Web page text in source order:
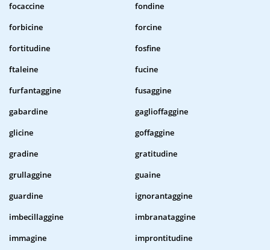
focaccine
fondine
forbicine
forcine
fortitudine
fosfine
ftaleine
fucine
furfantaggine
fusaggine
gabardine
gaglioffaggine
glicine
goffaggine
gradine
gratitudine
grullaggine
guaine
guardine
ignorantaggine
imbecillaggine
imbranataggine
immagine
improntitudine